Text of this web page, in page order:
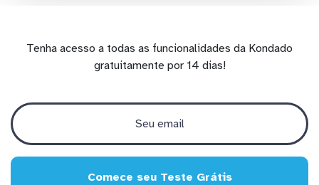
Tenha acesso a todas as funcionalidades da Kondado
gratuitamente por 14 dias!
Comece seu Teste Grátis